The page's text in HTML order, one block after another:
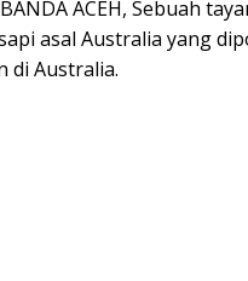
BANDA ACEH, Sebuah
asal Australia yang
di Australia.